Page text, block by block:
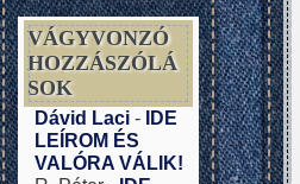
VÁGYVONZÓ
HOZZÁSZÓLÁ
SOK
Dávid Laci-
IDE
LEÍROM ÉS
VALÓRA VÁLIK!